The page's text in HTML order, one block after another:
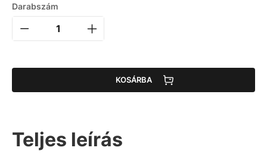
Darabszám
KOSÁRBA
Teljes leírás